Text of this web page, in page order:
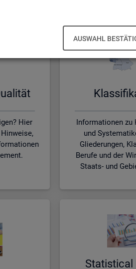
AUSWAHL
Hier
Informationen zu
und
Gliederungen,
Berufe und der
Staats- und
Sta­ti­s­ti­cal